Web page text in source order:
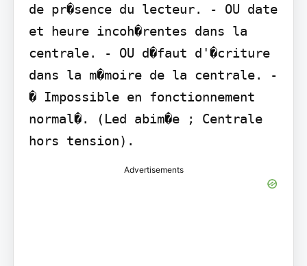
de pr�sence du lecteur. - OU date
et heure incoh�rentes dans la
centrale. - OU d�faut d'�criture
dans la m�moire de la centrale. -
� Impossible en fonctionnement
normal�. (Led abim�e ; Centrale
hors tension).
Advertisements